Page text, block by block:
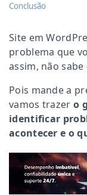
Site em
problema que
assim, não
Pois mande a
vamos trazer o
identificar
acontecer e o
Conclusão